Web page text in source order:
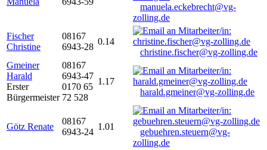
manuela.eckebrecht@vg-
zolling.de
Fischer
Christine
08167
6943-28
0.14
christine.fischer@vg-zolling.de
Gmeiner
Harald
Erster
Bürgermeister
08167
6943-47
0170 65
72 528
1.17
harald.gmeiner@vg-zolling.de
Götz Renate
08167
6943-24
1.01
gebuehren.steuern@vg-
zolling.de